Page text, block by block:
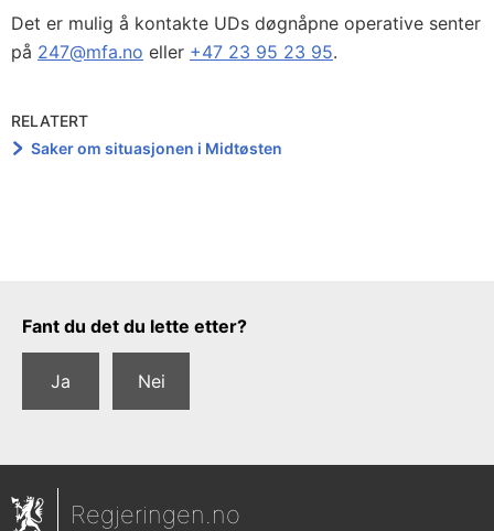
Det er mulig å kontakte UDs døgnåpne operative senter
på 247@mfa.no eller +47 23 95 23 95.
RELATERT
Saker om situasjonen i Midtøsten
Tilbakemeldingsskjema
Fant du det du lette etter?
Ja Nei
Regjeringen.no